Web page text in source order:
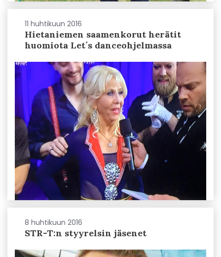
11 huhtikuun 2016
Hietaniemen saamenkorut herätit
huomiota Let´s danceohjelmassa
8 huhtikuun 2016
STR-T:n styyrelsin jäsenet